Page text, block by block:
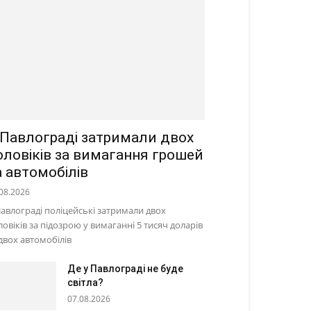
затримали двох
за вимагання грошей
автомобілів
поліцейські затримали двох
за підозрою у вимаганні 5 тисяч доларів
автомобілів
Де у Павлограді не буде
світла?
07.08.2026